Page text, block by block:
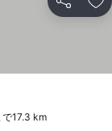
シェア お
17.3 km